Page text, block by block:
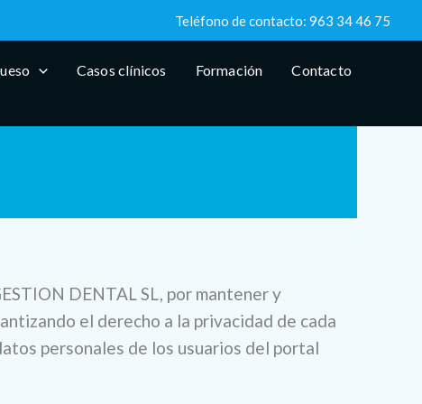
Teléfono de contacto: 963 34 46 75
Casos clínicos Formación
Contacto
DENTAL SL, por mantener y
el derecho a la privacidad de cada
personales de los usuarios del portal